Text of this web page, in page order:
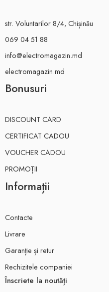
str. Voluntarilor 8/4, Chișinău
069 04 51 88
info@electromagazin.md
electromagazin.md
Bonusuri
DISCOUNT CARD
CERTIFICAT CADOU
VOUCHER CADOU
PROMOȚII
Informații
Contacte
Livrare
Garanție și retur
Rechizitele companiei
Înscriete la noutăți